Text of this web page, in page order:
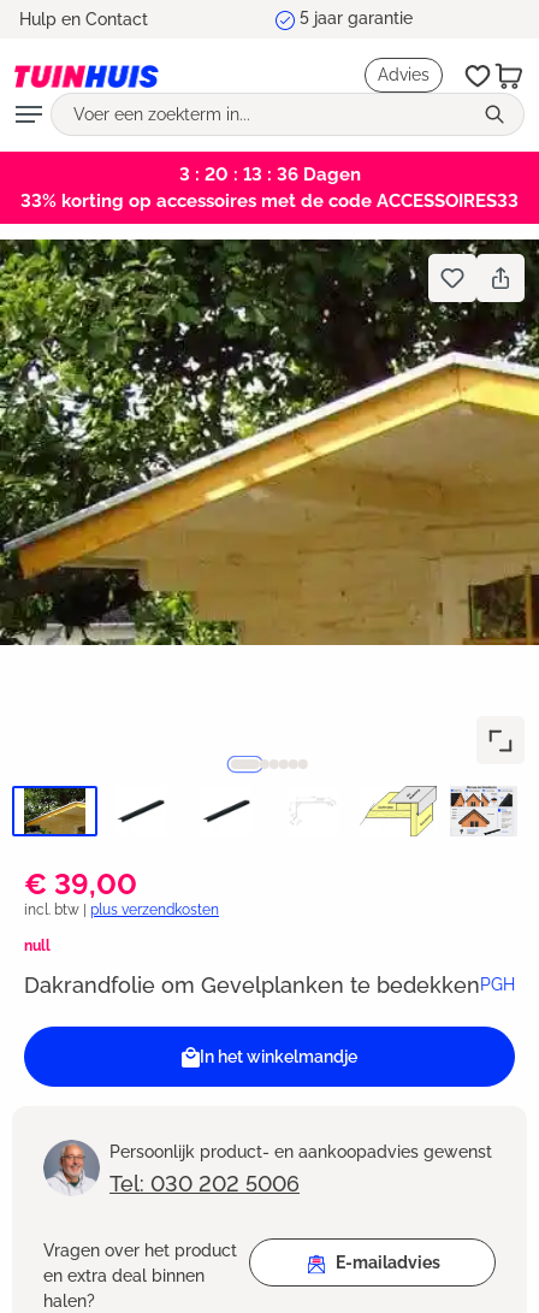
Hulp en Contact
Advies
3 : 20 : 13 : 35Dagen
33% korting op accessoires met de code ACCESSOIRES33
Bildergalerie überspringen
€ 39,00
incl. btw | plus verzendkosten
null
Dakrandfolie om Gevelplanken te bedekkenPGH
In het winkelmandje
Persoonlijk product- en aankoopadvies gewenst
Tel: 030 202 5006
Vragen over het product
en extra deal binnen
halen?
E-mailadvies